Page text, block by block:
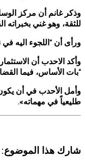
وذكر غانم أن مركز
للثقة، وهو غني بخبراته
ورأى أن “اللجوء اليه
وأكد الاحدب أن
“بات الأساس، فيما
وأمل الأحدب في أن يكون
طليعياً في مهماته».
شارك هذا الموضوع: